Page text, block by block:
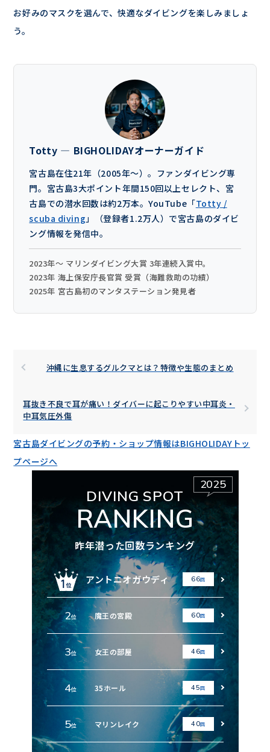
お好みのマスクを選んで、快適なダイビングを楽しみましょ
う。
Totty — BIGHOLIDAYオーナーガイド
宮古島在住21年（2005年〜）。ファンダイビング専
門。宮古島3大ポイント年間150回以上セレクト、宮
古島での潜水回数は約2万本。YouTube「Totty /
scuba diving 」（登録者1.2万人）で宮古島のダイビ
ング情報を発信中。
2023年〜 マリンダイビング大賞 3年連続入賞中。
2023年 海上保安庁長官賞 受賞（海難救助の功績）
2025年 宮古島初のマンタステーション発見者
沖縄に生息するグルクマとは？特徴や生態のまとめ
耳抜き不良で耳が痛い！ダイバーに起こりやすい中耳炎・
中耳気圧外傷
宮古島ダイビングの予約・ショップ情報はBIGHOLIDAYトッ
プページへ
2025
DIVING SPOT
RANKING
昨年潜った回数ランキング
アントニオガウディ 66回
2位 魔王の宮殿 60回
3位 女王の部屋 46回
4位 35ホール 45回
5位 マリンレイク 40回